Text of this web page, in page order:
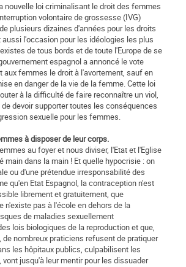
nouvelle loi criminalisant le droit des femmes
volontaire de grossesse (IVG)
plusieurs dizaines d'années pour les droits
l'occasion pour les idéologies les plus
de tous bords et de toute l'Europe de se
espagnol a annoncé le vote
aux femmes le droit à l'avortement, sauf en
en danger de la vie de la femme. Cette loi
à la difficulté de faire reconnaître un viol,
devoir supporter toutes les conséquences
sexuelle pour les femmes.
à disposer de leur corps.
au foyer et nous diviser, l'Etat et l'Eglise
main dans la main ! Et quelle hypocrisie : on
ou d'une prétendue irresponsabilité des
qu'en Etat Espagnol, la contraception n'est
librement et gratuitement, que
n'existe pas à l'école en dehors de la
de maladies sexuellement
lois biologiques de la reproduction et que,
nombreux praticiens refusent de pratiquer
les hôpitaux publics, culpabilisent les
jusqu'à leur mentir pour les dissuader